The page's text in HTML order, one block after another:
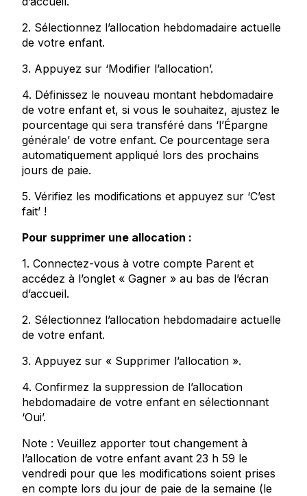
2. Sélectionnez l’allocation hebdomadaire actuelle
de votre enfant.
3. Appuyez sur ‘Modifier l’allocation’.
4. Définissez le nouveau montant hebdomadaire
de votre enfant et, si vous le souhaitez, ajustez le
pourcentage qui sera transféré dans ‘l’Épargne
générale’ de votre enfant. Ce pourcentage sera
automatiquement appliqué lors des prochains
jours de paie.
5. Vérifiez les modifications et appuyez sur ‘C’est
fait’ !
Pour supprimer une allocation :
1. Connectez-vous à votre compte Parent et
accédez à l’onglet « Gagner » au bas de l’écran
d’accueil.
2. Sélectionnez l’allocation hebdomadaire actuelle
de votre enfant.
3. Appuyez sur « Supprimer l’allocation ».
4. Confirmez la suppression de l’allocation
hebdomadaire de votre enfant en sélectionnant
‘Oui’.
Note : Veuillez apporter tout changement à
l’allocation de votre enfant avant 23 h 59 le
vendredi pour que les modifications soient prises
en compte lors du jour de paie de la semaine (le